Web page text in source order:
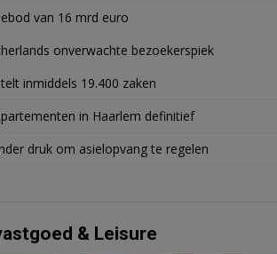
van 16 mrd euro
onverwachte bezoekerspiek
inmiddels 19.400 zaken
in Haarlem definitief
druk om asielopvang te regelen
& Leisure